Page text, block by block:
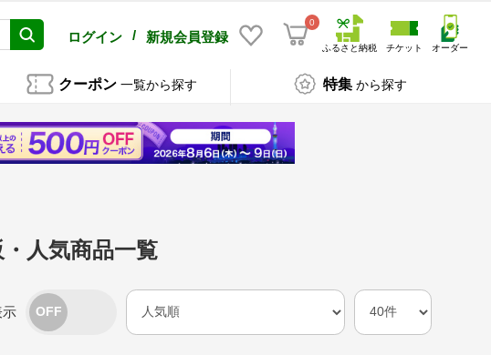
ログイン / 新規会員登録
0
ふるさと納税 チケット オーダー
クーポン 一覧から探す 特集 から探す
人気商品一覧
示